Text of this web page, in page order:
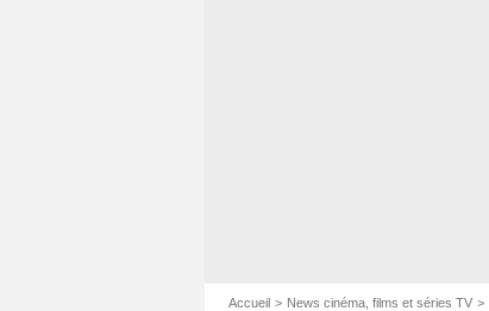
Accueil News cinéma, films et séries TV